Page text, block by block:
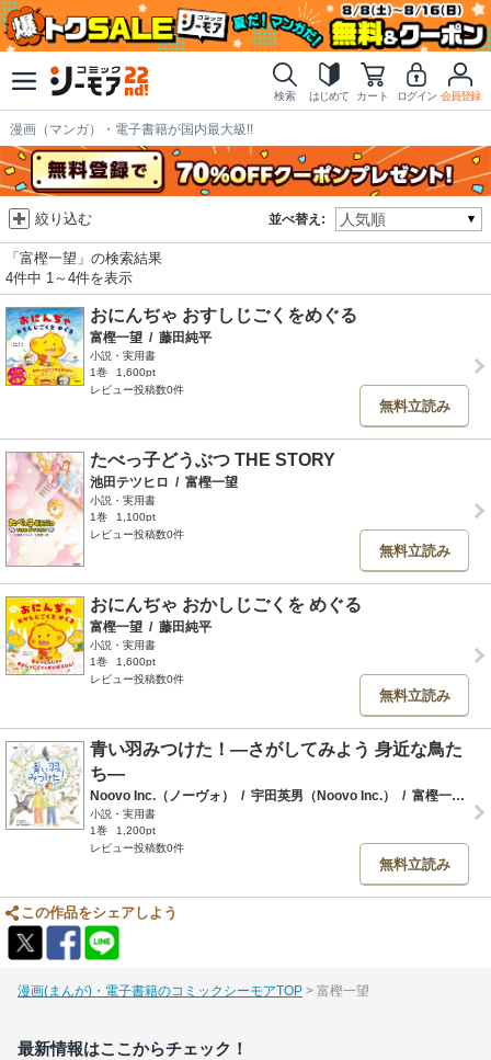
検索 はじめて カート ログイン 会員登録
漫画（マンガ）・電子書籍が国内最大級!!
並べ替え:
絞り込む
「富樫一望」の検索結果
4件中 1～4件を表示
おにんぢゃ おすしじごくをめぐる
富樫一望 / 藤田純平
小説・実用書
1巻
1,600pt
レビュー投稿数0件
無料立読み
たべっ子どうぶつ THE STORY
池田テツヒロ / 富樫一望
小説・実用書
1巻
1,100pt
レビュー投稿数0件
無料立読み
おにんぢゃ おかしじごくを めぐる
富樫一望 / 藤田純平
小説・実用書
1巻
1,600pt
レビュー投稿数0件
無料立読み
青い羽みつけた！―さがしてみよう 身近な鳥た
ち―
Noovo Inc.（ノーヴォ） / 宇田英男（Noovo Inc.） / 富樫一望
小説・実用書
1巻
1,200pt
レビュー投稿数0件
無料立読み
この作品をシェアしよう
漫画(まんが)・電子書籍のコミックシーモアTOP 富樫一望
最新情報はここからチェック！